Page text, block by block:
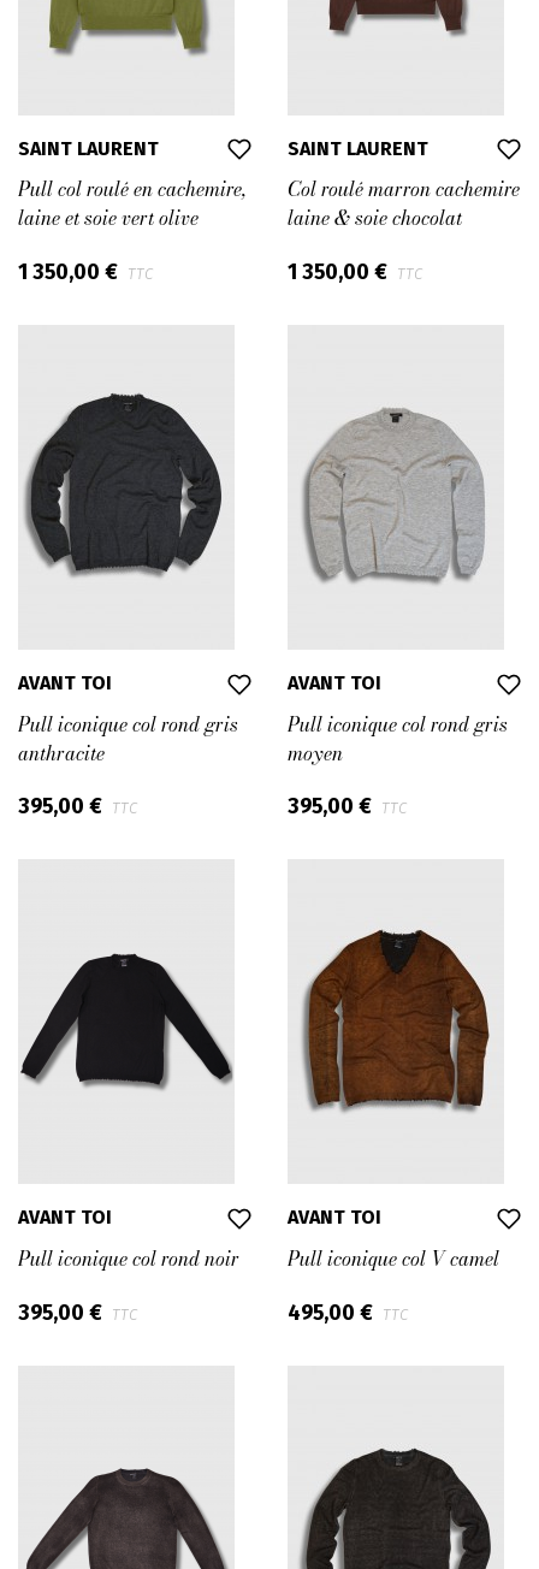
SAINT LAURENT
Pull col roulé en cachemire,
laine et soie vert olive
1 350,00 € TTC
SAINT LAURENT
Col roulé marron cachemire
laine & soie chocolat
1 350,00 € TTC
AVANT TOI
Pull iconique col rond gris
anthracite
395,00 € TTC
AVANT TOI
Pull iconique col rond gris
moyen
395,00 € TTC
AVANT TOI
Pull iconique col rond noir
395,00 € TTC
AVANT TOI
Pull iconique col V camel
495,00 € TTC